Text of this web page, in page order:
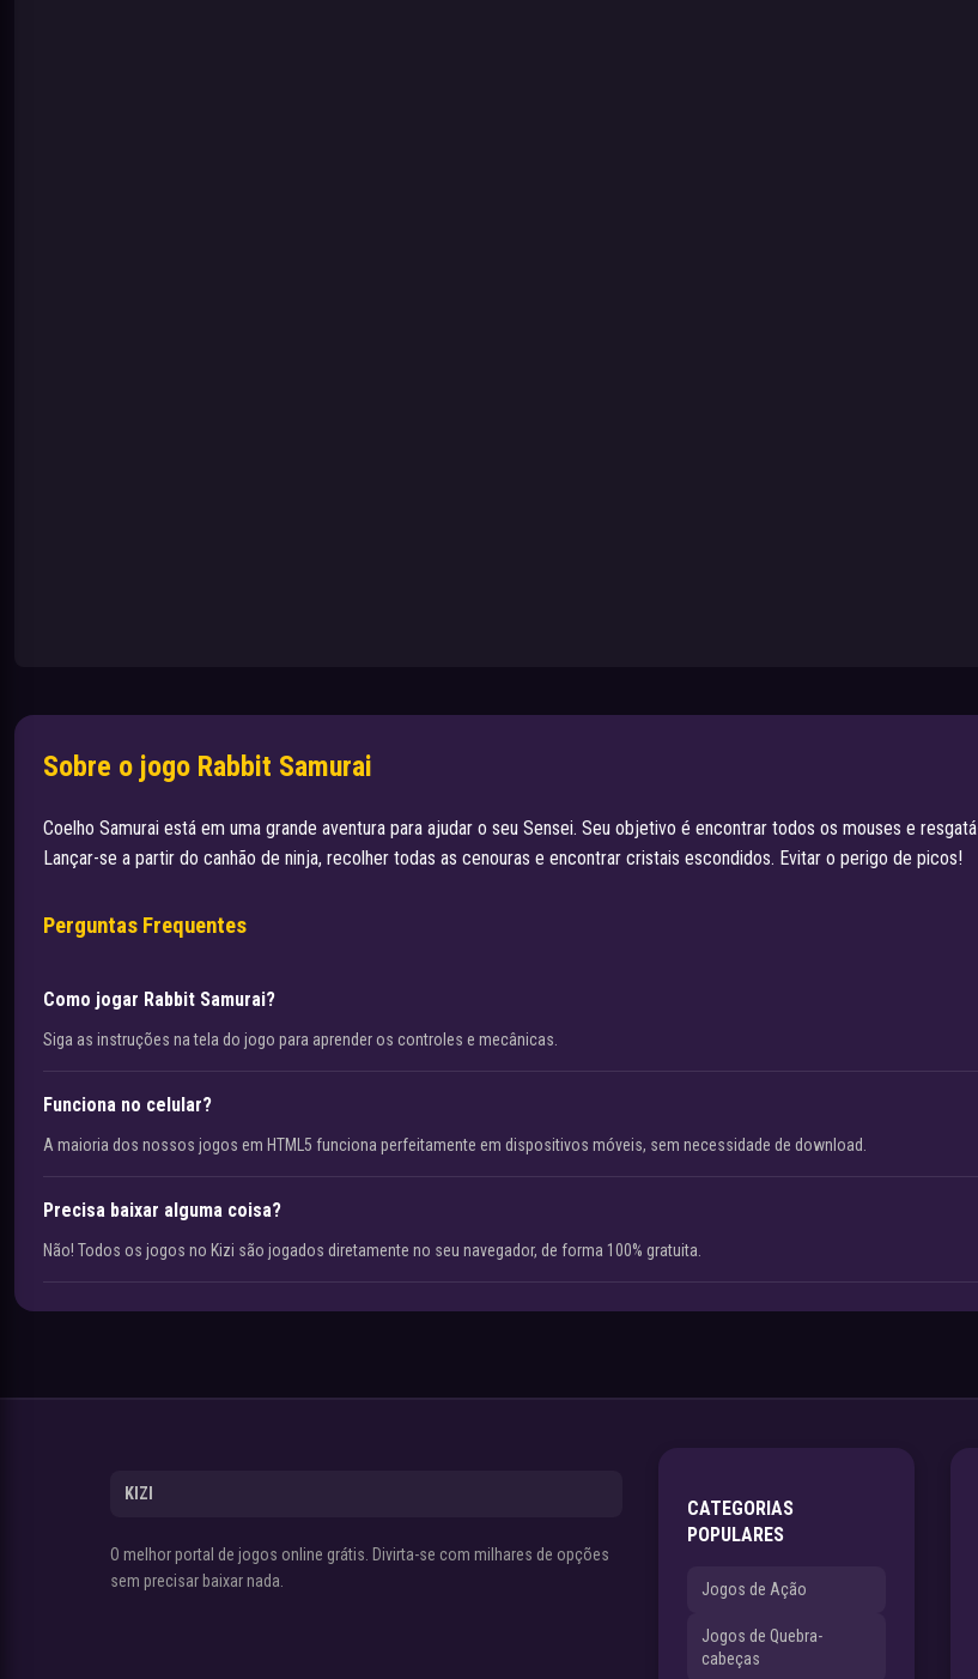
Sobre o jogo Rabbit Samurai
Coelho Samurai está em uma grande aventura para ajudar o seu Sensei. Seu objetivo é encontrar todos os mouses e
Lançar-se a partir do canhão de ninja, recolher todas as cenouras e encontrar cristais escondidos. Evitar o perigo de picos!
Perguntas Frequentes
Como jogar Rabbit Samurai?
Siga as instruções na tela do jogo para aprender os controles e mecânicas.
Funciona no celular?
A maioria dos nossos jogos em HTML5 funciona perfeitamente em dispositivos móveis, sem necessidade de download.
Precisa baixar alguma coisa?
Não! Todos os jogos no Kizi são jogados diretamente no seu navegador, de forma 100% gratuita.
KIZI
O melhor portal de jogos online grátis. Divirta-se com milhares de opções
sem precisar baixar nada.
CATEGORIAS
POPULARES
Jogos de Ação
Jogos de Quebra-
cabeças